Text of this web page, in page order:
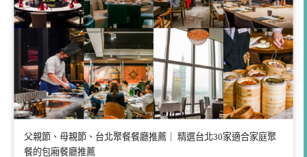
父親節、母親節、台北聚餐餐廳推薦｜ 精選台北30家適合家庭聚
餐的包廂餐廳推薦